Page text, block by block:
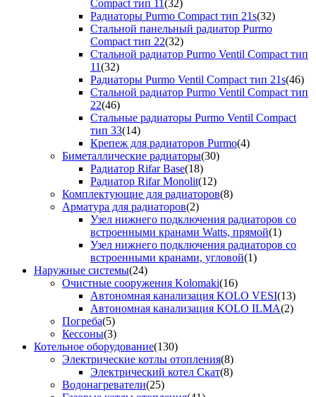
Compact тип 11(32)
Радиаторы Purmo Compact тип 21s(32)
Стальной панельный радиатор Purmo
Compact тип 22(32)
Стальной радиатор Purmo Ventil Compact тип
11(32)
Радиаторы Purmo Ventil Compact тип 21s(46)
Стальной радиатор Purmo Ventil Compact тип
22(46)
Стальные радиаторы Purmo Ventil Compact
тип 33(14)
Крепеж для радиаторов Purmo(4)
Биметаллические радиаторы(30)
Радиатор Rifar Base(18)
Радиатор Rifar Monolit(12)
Комплектующие для радиаторов(8)
Арматура для радиаторов(2)
Узел нижнего подключения радиаторов со
встроенными кранами Watts, прямой(1)
Узел нижнего подключения радиаторов со
встроенными кранами, угловой(1)
Наружные системы(24)
Очистные сооружения Kolomaki(16)
Автономная канализация KOLO VESI(13)
Автономная канализация KOLO ILMA(2)
Погреба(5)
Кессоны(3)
Котельное оборудование(130)
Электрические котлы отопления(8)
Электрический котел Скат(8)
Водонагреватели(25)